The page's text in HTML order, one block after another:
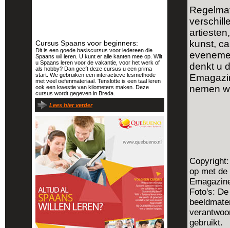
Cursus Spaans voor beginners:
Dit is een goede basiscursus voor iedereen die
Spaans wil leren. U kunt er alle kanten mee op. Wilt
u Spaans leren voor de vakantie, voor het werk of
als hobby? Dan geeft deze cursus u een prima
start. We gebruiken een interactieve lesmethode
met veel oefenmateriaal. Tenslotte is een taal leren
ook een kwestie van kilometers maken. Deze
cursus wordt gegeven in Breda.
Lees hier verder
kunst,
denkt u
nemen
op met de
Foto's:
gebruikt.